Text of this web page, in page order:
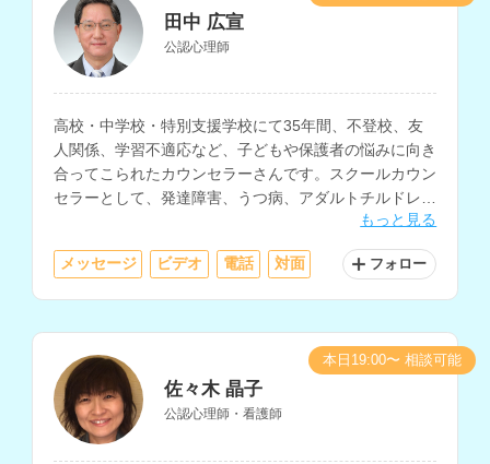
田中 広宣
公認心理師
高校・中学校・特別支援学校にて35年間、不登校、友
人関係、学習不適応など、子どもや保護者の悩みに向き
合ってこられたカウンセラーさんです。スクールカウン
セラーとして、発達障害、うつ病、アダルトチルドレ
ン、人間関係不安、摂食障害、ゲーム依存等の相談にも
もっと見る
メッセージ ビデオ 電話 対面 フォロー
佐々木 晶子
公認心理師・看護師
本日19:00〜 相談可能